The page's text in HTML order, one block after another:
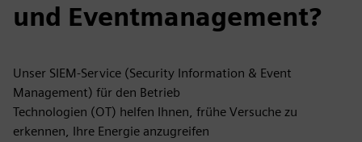
und Eventmanagement?
Unser SIEM-Service (Security Information & Event
Management) für den Betrieb
Technologien (OT) helfen Ihnen, frühe Versuche zu
erkennen, Ihre Energie anzugreifen